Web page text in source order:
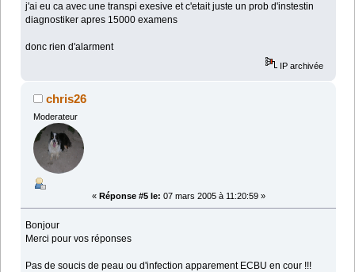
j'ai eu ca avec une transpi exesive et c'etait juste un prob d'instestin
diagnostiker apres 15000 examens
donc rien d'alarment
IP archivée
chris26
Moderateur
« Réponse #5 le: 07 mars 2005 à 11:20:59 »
Bonjour
Merci pour vos réponses
Pas de soucis de peau ou d'infection apparement ECBU en cour !!!